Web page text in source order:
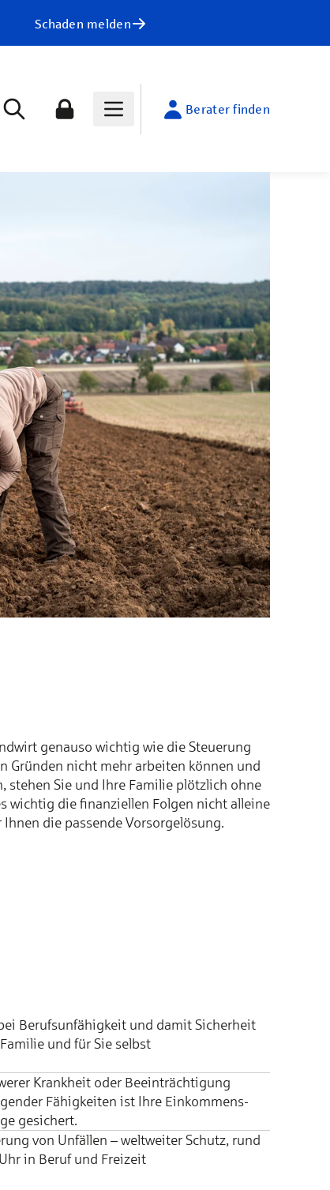
Schaden melden
Berater finden
ge­nau­so wich­tig wie die Steue­rung
Grün­den nicht mehr ar­bei­ten kön­nen und
ste­hen Sie und Ih­re Fa­mi­lie plötz­lich oh­ne
wich­tig die fi­nan­ziel­len Fol­gen nicht al­lei­ne
die pas­sen­de Vor­sor­ge­lö­sung.
Be­rufs­un­fä­hig­keit und da­mit Si­cher­heit
und für Sie selbst
Krank­heit oder Be­­ein­träch­ti­gung
Fä­hig­­kei­­ten ist Ih­re Ein­­kom­­mens­­
ge­­si­chert.
von Un­fäl­len – welt­wei­ter Schutz, rund
in Be­ruf und Frei­zeit